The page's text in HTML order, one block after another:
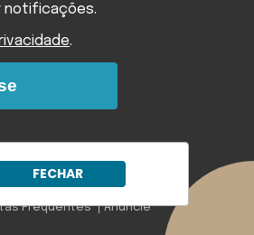
FECHAR
notificações.
.
Princípios Editoriais
Frequentes
Anuncie